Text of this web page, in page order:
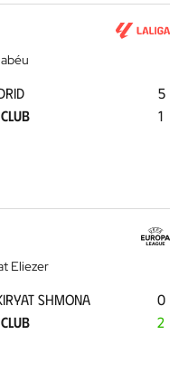
5
1
Eliezer
SHMONA
0
2